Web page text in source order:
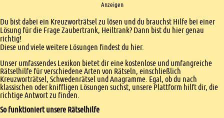
Anzeigen
Einleitung
Du bist dabei ein Kreuzworträtsel zu lösen und du brauchst Hilfe bei einer
Lösung für die Frage Zaubertrank, Heiltrank? Dann bist du hier genau
richtig!
Diese und viele weitere Lösungen findest du hier.
Unser umfassendes Lexikon bietet dir eine kostenlose und umfangreiche
Rätselhilfe für verschiedene Arten von Rätseln, einschließlich
Kreuzworträtsel, Schwedenrätsel und Anagramme. Egal, ob du nach
klassischen oder kniffligen Lösungen suchst, unsere Plattform hilft dir, die
richtige Antwort zu finden.
So funktioniert unsere Rätselhilfe